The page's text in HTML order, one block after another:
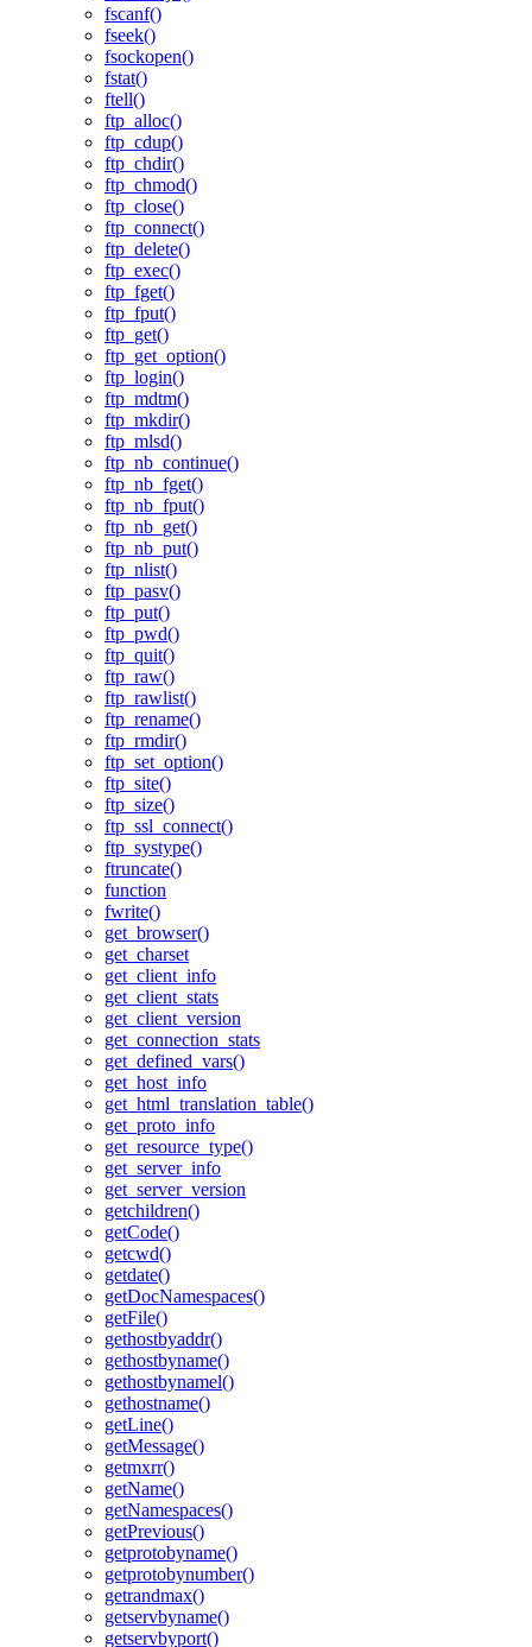
fscanf()
fseek()
fsockopen()
fstat()
ftell()
ftp_alloc()
ftp_cdup()
ftp_chdir()
ftp_chmod()
ftp_close()
ftp_connect()
ftp_delete()
ftp_exec()
ftp_fget()
ftp_fput()
ftp_get()
ftp_get_option()
ftp_login()
ftp_mdtm()
ftp_mkdir()
ftp_mlsd()
ftp_nb_continue()
ftp_nb_fget()
ftp_nb_fput()
ftp_nb_get()
ftp_nb_put()
ftp_nlist()
ftp_pasv()
ftp_put()
ftp_pwd()
ftp_quit()
ftp_raw()
ftp_rawlist()
ftp_rename()
ftp_rmdir()
ftp_set_option()
ftp_site()
ftp_size()
ftp_ssl_connect()
ftp_systype()
ftruncate()
function
fwrite()
get_browser()
get_charset
get_client_info
get_client_stats
get_client_version
get_connection_stats
get_defined_vars()
get_host_info
get_html_translation_table()
get_proto_info
get_resource_type()
get_server_info
get_server_version
getchildren()
getCode()
getcwd()
getdate()
getDocNamespaces()
getFile()
gethostbyaddr()
gethostbyname()
gethostbynamel()
gethostname()
getLine()
getMessage()
getmxrr()
getName()
getNamespaces()
getPrevious()
getprotobyname()
getprotobynumber()
getrandmax()
getservbyname()
getservbyport()